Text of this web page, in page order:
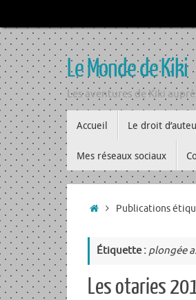
au
contenu
Le Monde de Kiki
Les aventures de Kiki
au
contenu
Accueil Le droit
Mes réseaux sociaux
Accueil
Publications
Étiquette : plongée
Les otaries